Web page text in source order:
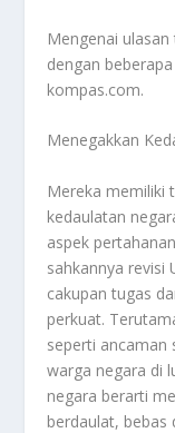
Mengenai
dengan
kompas.com.
Menegakkan
Mereka memiliki
kedaulatan
aspek
sahkannya revisi
cakupan tugas
perkuat.
seperti ancaman
warga negara di
negara berarti
berdaulat, bebas